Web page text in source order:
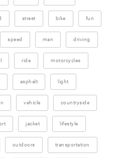
street bike fun
speed man driving
ride motorcycles
asphalt light
vehicle countryside
jacket lifestyle
outdoors transportation